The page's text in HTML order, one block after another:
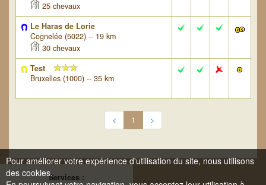
25 chevaux
Le Haras de Lorie
Cognelée (5022) -- 19 km
30 chevaux
Test
Bruxelles (1000) -- 35 km
< 1 >
Services :
Pour améliorer votre expérience d'utilisation du site, nous utilisons
des cookies.